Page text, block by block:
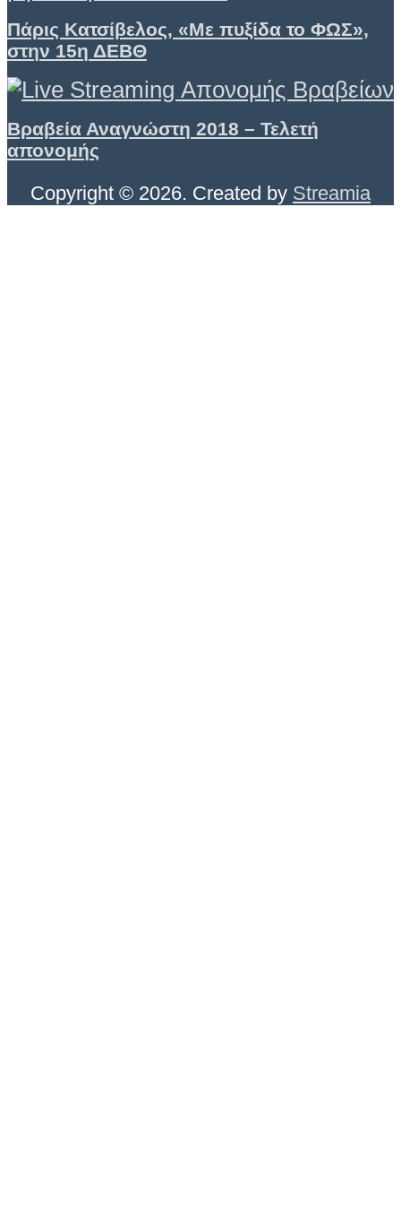
Πάρις Κατσίβελος, «Με πυξίδα το ΦΩΣ»,
στην 15η ΔΕΒΘ
Βραβεία Αναγνώστη 2018 – Τελετή
απονομής
Copyright © 2026. Created by Streamia